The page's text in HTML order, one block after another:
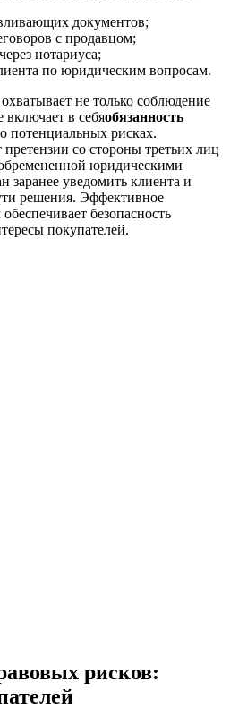
документов;
с продавцом;
нотариуса;
по юридическим вопросам.
не только соблюдение
включает в себяобязанность
о потенциальных рисках.
со стороны третьих лиц
юридическими
заранее уведомить клиента и
решения. Эффективное
безопасность
покупателей.
рисков: